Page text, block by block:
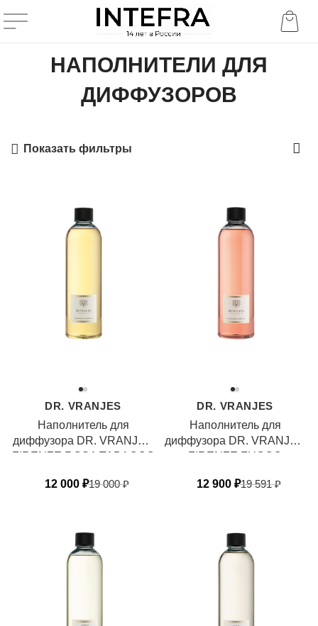
НАПОЛНИТЕЛИ ДЛЯ
ДИФФУЗОРОВ
Показать фильтры
DR. VRANJES
Наполнитель для
диффузора DR. VRANJES
FIRENZE ROSA TABACCO
12 000 ₽19 000₽
DR. VRANJES
Наполнитель для
диффузора DR. VRANJES
FIRENZE FUOCO
12 900 ₽19 591₽